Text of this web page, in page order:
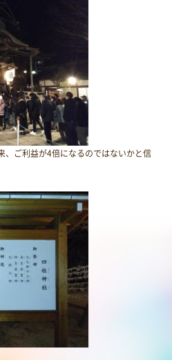
、ご利益が4倍になるのではないかと信